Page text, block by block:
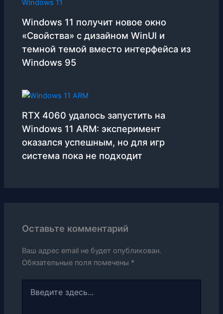
Windows 11 получит новое окно
«Свойства» с дизайном WinUI и
темной темой вместо интерфейса из
Windows 95
RTX 4060 удалось запустить на
Windows 11 ARM: эксперимент
оказался успешным, но для игр
система пока не подходит
Оставьте комментарий
Ваш адрес email не будет опубликован.
Обязательные поля помечены *
здесь...